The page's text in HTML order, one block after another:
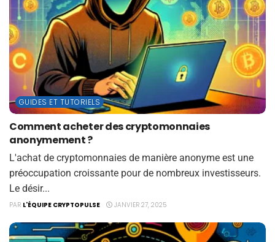
GUIDES ET TUTORIELS
Comment acheter des cryptomonnaies
anonymement ?
L'achat de cryptomonnaies de manière anonyme est une
préoccupation croissante pour de nombreux investisseurs.
Le désir...
PAR L'ÉQUIPE CRYPTOPULSE JANVIER 27, 2025